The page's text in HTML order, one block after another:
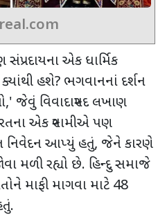
સંપ્રદાયના એક ધાર્મિક
ક્યાંથી હશે? ભગવાનનાં દર્શન
,' જેવું વિવાદાસ્પદ લખાણ
એક સ્વામીએ પણ
નિવેદન આપ્યું હતું, જેને કારણે
મળી રહ્યો છે. હિન્દુ સમાજે
માફી માગવા માટે 48